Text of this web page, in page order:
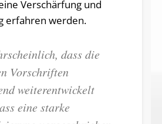
Verschärfung und
erfahren werden.
dass die
Vorschriften
weiterentwickelt
eine starke